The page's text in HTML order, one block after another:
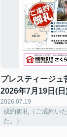
プレスティージ
2026年7月19日(日
2026.07.19
成約御礼（ご成約い
た。）